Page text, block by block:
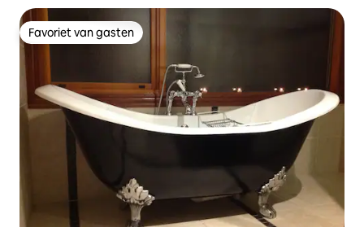
Favoriet van gasten
Favoriet van gasten